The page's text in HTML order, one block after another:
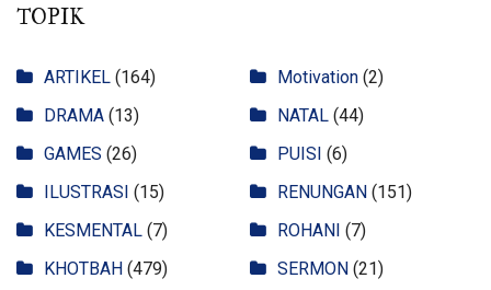
TOPIK
ARTIKEL (164)
DRAMA (13)
GAMES (26)
ILUSTRASI (15)
KESMENTAL (7)
KHOTBAH (479)
Motivation (2)
NATAL (44)
PUISI (6)
RENUNGAN (151)
ROHANI (7)
SERMON (21)